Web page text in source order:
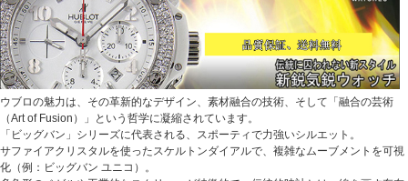
ウブロの魅力は、その革新的なデザイン、素材融合の技術、そして「融合の芸術
（Art of Fusion）」という哲学に凝縮されています。
「ビッグバン」シリーズに代表される、スポーティで力強いシルエット。
サファイアクリスタルを使ったスケルトンダイアルで、複雑なムーブメントを可視
化（例：ビッグバン ユニコ）。